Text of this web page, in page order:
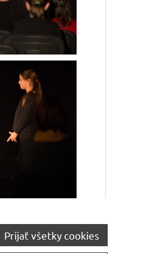
1 2
Prijať všetky cookies